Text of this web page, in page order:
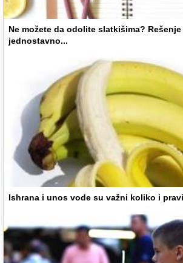
Ne možete da odolite slatkišima?
jednostavno...
Ishrana i unos vode su važni koliko i